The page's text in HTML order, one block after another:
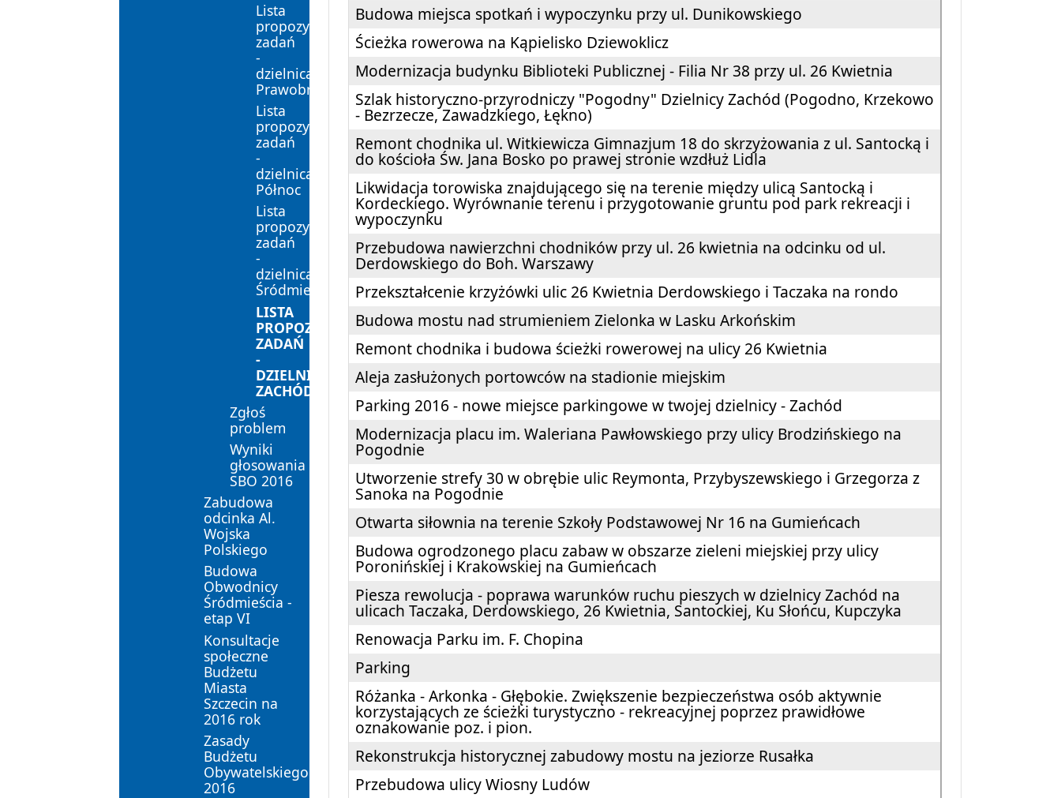
Lista
propozycji
zadań
-
dzielnica
Prawobrzeże
Lista
propozycji
zadań
-
dzielnica
Północ
Lista
propozycji
zadań
-
dzielnica
Śródmieście
LISTA
PROPOZYCJI
ZADAŃ
-
DZIELNICA
ZACHÓD
Zgłoś
problem
Wyniki
głosowania
SBO 2016
Zabudowa
odcinka Al.
Wojska
Polskiego
Budowa
Obwodnicy
Śródmieścia -
etap VI
Konsultacje
społeczne
Budżetu
Miasta
Szczecin na
2016 rok
Zasady
Budżetu
Obywatelskiego
2016
Budowa miejsca spotkań i wypoczynku przy ul. Dunikowskiego
Ścieżka rowerowa na Kąpielisko Dziewoklicz
Modernizacja budynku Biblioteki Publicznej - Filia Nr 38 przy ul. 26 Kwietnia
Szlak historyczno-przyrodniczy "Pogodny" Dzielnicy Zachód (Pogodno, Krzekowo
- Bezrzecze, Zawadzkiego, Łękno)
Remont chodnika ul. Witkiewicza Gimnazjum 18 do skrzyżowania z ul. Santocką i
do kościoła Św. Jana Bosko po prawej stronie wzdłuż Lidla
Likwidacja torowiska znajdującego się na terenie między ulicą Santocką i
Kordeckiego. Wyrównanie terenu i przygotowanie gruntu pod park rekreacji i
wypoczynku
Przebudowa nawierzchni chodników przy ul. 26 kwietnia na odcinku od ul.
Derdowskiego do Boh. Warszawy
Przekształcenie krzyżówki ulic 26 Kwietnia Derdowskiego i Taczaka na rondo
Budowa mostu nad strumieniem Zielonka w Lasku Arkońskim
Remont chodnika i budowa ścieżki rowerowej na ulicy 26 Kwietnia
Aleja zasłużonych portowców na stadionie miejskim
Parking 2016 - nowe miejsce parkingowe w twojej dzielnicy - Zachód
Modernizacja placu im. Waleriana Pawłowskiego przy ulicy Brodzińskiego na
Pogodnie
Utworzenie strefy 30 w obrębie ulic Reymonta, Przybyszewskiego i Grzegorza z
Sanoka na Pogodnie
Otwarta siłownia na terenie Szkoły Podstawowej Nr 16 na Gumieńcach
Budowa ogrodzonego placu zabaw w obszarze zieleni miejskiej przy ulicy
Poronińskiej i Krakowskiej na Gumieńcach
Piesza rewolucja - poprawa warunków ruchu pieszych w dzielnicy Zachód na
ulicach Taczaka, Derdowskiego, 26 Kwietnia, Santockiej, Ku Słońcu, Kupczyka
Renowacja Parku im. F. Chopina
Parking
Różanka - Arkonka - Głębokie. Zwiększenie bezpieczeństwa osób aktywnie
korzystających ze ścieżki turystyczno - rekreacyjnej poprzez prawidłowe
oznakowanie poz. i pion.
Rekonstrukcja historycznej zabudowy mostu na jeziorze Rusałka
Przebudowa ulicy Wiosny Ludów